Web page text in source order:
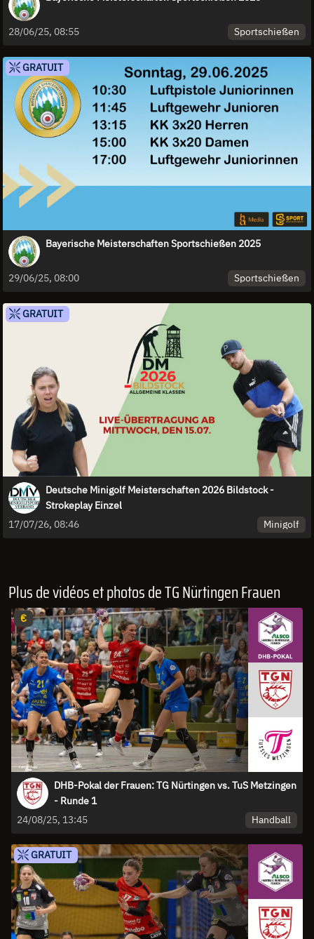
28/06/25, 08:55 Sportschießen
GRATUIT
Bayerische Meisterschaften Sportschießen 2025
29/06/25, 08:00 Sportschießen
GRATUIT
Deutsche Minigolf Meisterschaften 2026 Bildstock -
Strokeplay Einzel
17/07/26, 08:46
Minigolf
Plus de vidéos et photos de TG Nürtingen Frauen
€
DHB-Pokal der Frauen: TG Nürtingen vs. TuS Metzingen
- Runde 1
24/08/25, 13:45
Handball
GRATUIT